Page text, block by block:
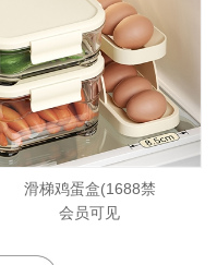
滑梯鸡蛋盒(1688禁
会员可见